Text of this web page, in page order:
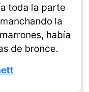
toda la parte
la
había
de bronce.